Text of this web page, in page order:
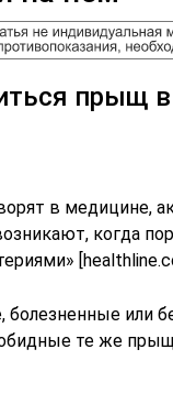
прыщ в
в медицине,
когда
болезненные или
те же